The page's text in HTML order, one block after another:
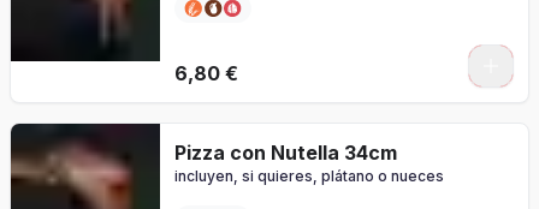
6,80 €
Pizza con Nutella 34cm
incluyen, si quieres, plátano o nueces